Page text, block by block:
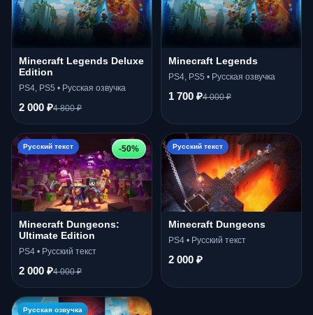
Minecraft Legends Deluxe
Edition
PS4, PS5 • Русская озвучка
2 000 ₽4 800 ₽
Minecraft Legends
PS4, PS5 • Русская озвучка
1 700 ₽4 000 ₽
Русский текст -50%
Minecraft Dungeons:
Ultimate Edition
PS4 • Русский текст
2 000 ₽4 000 ₽
Русский текст
Minecraft Dungeons
PS4 • Русский текст
2 000 ₽
Русская озвучка